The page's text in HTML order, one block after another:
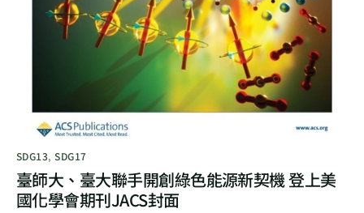
SDG13,SDG17
臺師大、臺大聯手開創綠色能源新契機 登上美
國化學會期刊JACS封面